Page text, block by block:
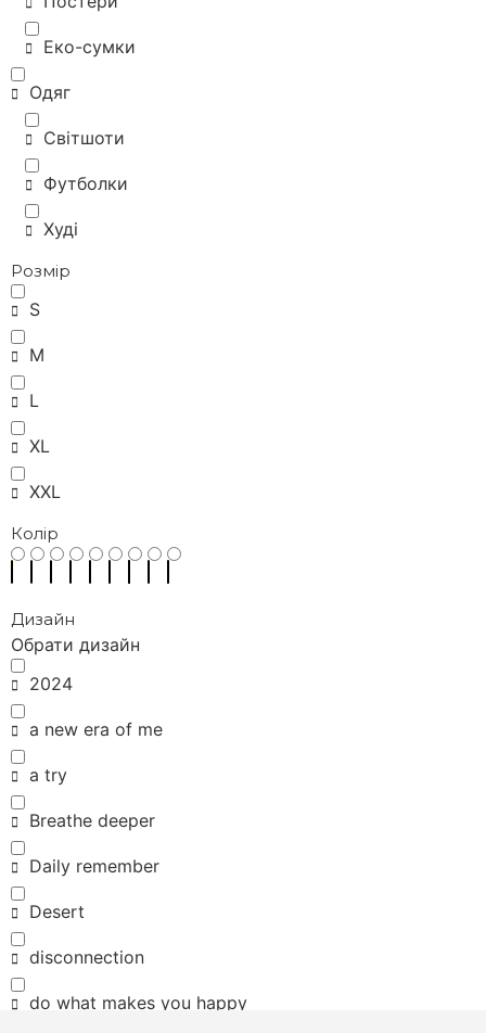
Еко-сумки
Одяг
Світшоти
Футболки
Худі
Розмір
S
M
L
XL
XXL
Колір
Дизайн
Обрати дизайн
2024
a new era of me
a try
Breathe deeper
Daily remember
Desert
disconnection
do what makes you happy